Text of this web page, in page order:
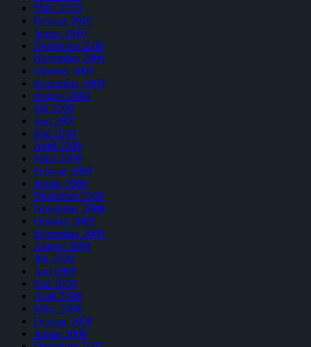
März 2010
Februar 2010
Januar 2010
Dezember 2009
November 2009
Oktober 2009
September 2009
August 2009
Juli 2009
Juni 2009
Mai 2009
April 2009
März 2009
Februar 2009
Januar 2009
Dezember 2008
November 2008
Oktober 2008
September 2008
August 2008
Juli 2008
Juni 2008
Mai 2008
April 2008
März 2008
Februar 2008
Januar 2008